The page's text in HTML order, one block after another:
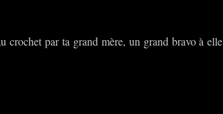
crochet par ta grand mère, un grand bravo à